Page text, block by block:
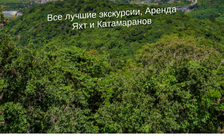
Все лучшие экскурсии, Аренда
Яхт и Катамаранов